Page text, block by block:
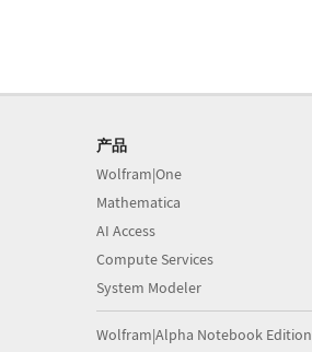
产品
Wolfram|One
Mathematica
AI Access
Compute Services
System Modeler
Wolfram|Alpha Notebook Edition